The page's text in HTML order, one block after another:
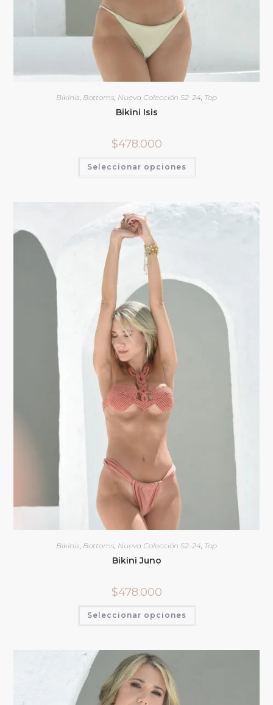
Bikinis, Bottoms, Nueva Colección S2-24, Top
Bikini Isis
$478.000
Seleccionar opciones
Bikinis Bottoms Nueva Colección S2-24 Top
Bikini Juno
$478.000
Seleccionar opciones